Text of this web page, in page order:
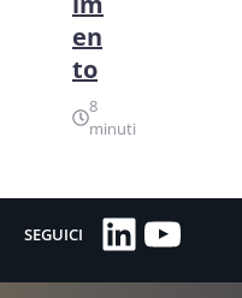
en
to
8
minuti
SEGUICI LinkedIn